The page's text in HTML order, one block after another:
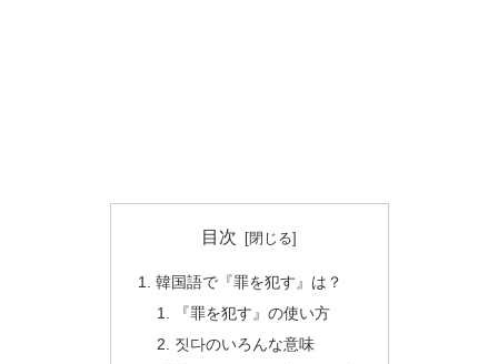
目次
韓国語で『罪を犯す』は？
『罪を犯す』の使い方
짓다のいろんな意味